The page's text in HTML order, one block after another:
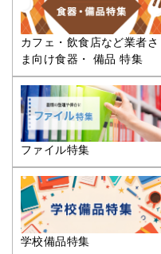
カフェ・飲食店など業者さ
ま向け食器・ 備品 特集
ファイル特集
学校備品特集